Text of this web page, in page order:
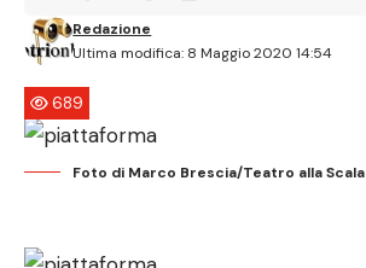
Ultima modifica: 8 Maggio 2020 14:54
Redazione
689
Foto di Marco Brescia/Teatro alla Scala